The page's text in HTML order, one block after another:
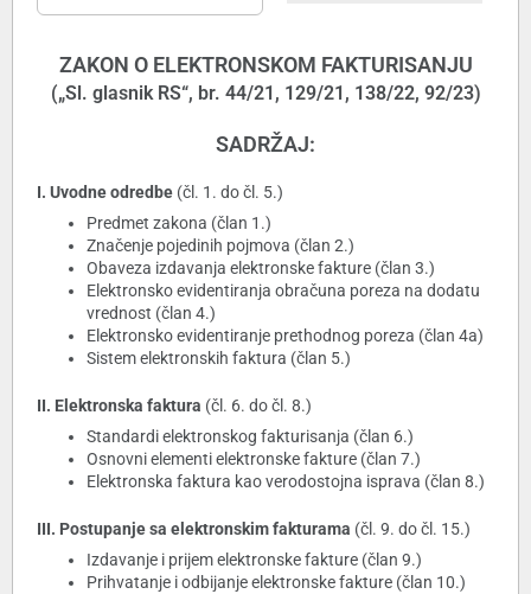
ZAKON O ELEKTRONSKOM FAKTURISANJU
(„Sl. glasnik RS“, br. 44/21, 129/21, 138/22, 92/23)
SADRŽAJ:
I. Uvodne odredbe (čl. 1. do čl. 5.)
Predmet zakona (član 1.)
Značenje pojedinih pojmova (član 2.)
Obaveza izdavanja elektronske fakture (član 3.)
Elektronsko evidentiranja obračuna poreza na dodatu
vrednost (član 4.)
Elektronsko evidentiranje prethodnog poreza (član 4a)
Sistem elektronskih faktura (član 5.)
II. Elektronska faktura (čl. 6. do čl. 8.)
Standardi elektronskog fakturisanja (član 6.)
Osnovni elementi elektronske fakture (član 7.)
Elektronska faktura kao verodostojna isprava (član 8.)
III. Postupanje sa elektronskim fakturama (čl. 9. do čl. 15.)
Izdavanje i prijem elektronske fakture (član 9.)
Prihvatanje i odbijanje elektronske fakture (član 10.)